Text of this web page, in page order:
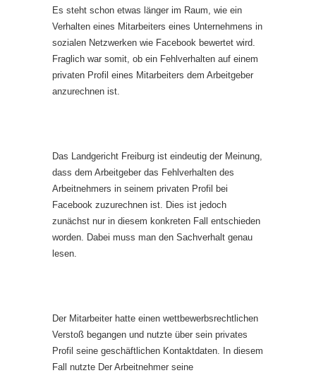
Es steht schon etwas länger im Raum, wie ein
Verhalten eines Mitarbeiters eines Unternehmens in
sozialen Netzwerken wie Facebook bewertet wird.
Fraglich war somit, ob ein Fehlverhalten auf einem
privaten Profil eines Mitarbeiters dem Arbeitgeber
anzurechnen ist.
Das Landgericht Freiburg ist eindeutig der Meinung,
dass dem Arbeitgeber das Fehlverhalten des
Arbeitnehmers in seinem privaten Profil bei
Facebook zuzurechnen ist. Dies ist jedoch
zunächst nur in diesem konkreten Fall entschieden
worden. Dabei muss man den Sachverhalt genau
lesen.
Der Mitarbeiter hatte einen wettbewerbsrechtlichen
Verstoß begangen und nutzte über sein privates
Profil seine geschäftlichen Kontaktdaten. In diesem
Fall nutzte Der Arbeitnehmer seine